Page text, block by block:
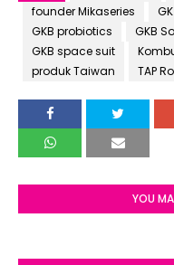
founder Mikaseries
GKB probiotics
GKB
GKB space suit
produk Taiwan
TAP
YOU